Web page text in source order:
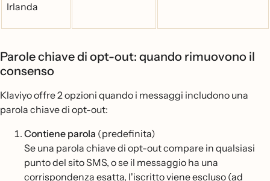
Irlanda
Parole chiave di opt-out: quando rimuovono il
consenso
Klaviyo offre 2 opzioni quando i messaggi includono una
parola chiave di opt-out:
Contiene parola (predefinita)
Se una parola chiave di opt-out compare in qualsiasi
punto del sito SMS, o se il messaggio ha una
corrispondenza esatta, l'iscritto viene escluso (ad